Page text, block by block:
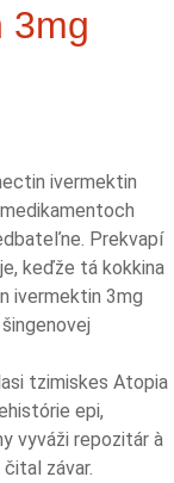
3mg
ivermektin
Prekvapí
keďže tá kokkina
ivermektin 3mg
tzimiskes Atopia
epi,
vyváži repozitár à
závar.